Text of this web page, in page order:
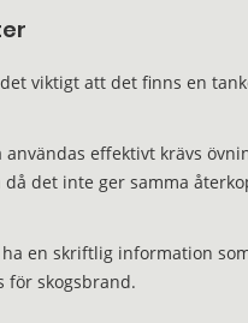
viktigt att det finns en
effektivt krävs
det inte ger samma
en skriftlig information
för skogsbrand.